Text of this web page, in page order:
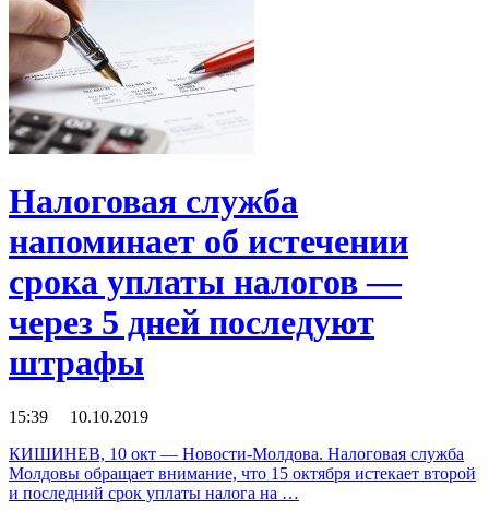
Налоговая служба
напоминает об истечении
срока уплаты налогов —
через 5 дней последуют
штрафы
15:39 10.10.2019
КИШИНЕВ, 10 окт — Новости-Молдова. Налоговая служба
Молдовы обращает внимание, что 15 октября истекает второй
и последний срок уплаты налога на …